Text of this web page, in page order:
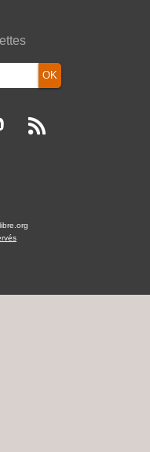
OK